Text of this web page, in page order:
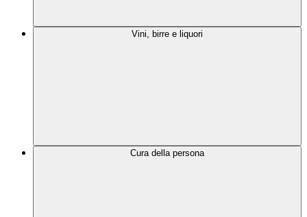
Vini, birre e liquori
Cura della persona